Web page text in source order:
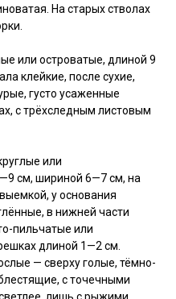
На старых стволах
или островатые, длиной 9
клейкие, после сухие,
густо усаженные
с трёхследным листовым
или
см, шириной 6—7 см, на
у основания
в нижней части
пильчатые или
длиной 1—2 см.
— сверху голые, тёмно-
с точечными